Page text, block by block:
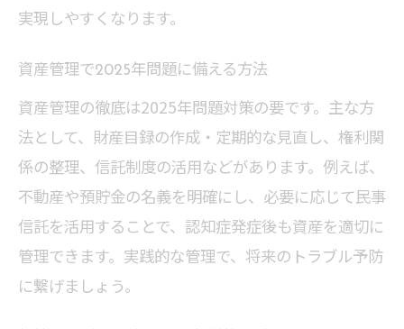
実現しやすくなります。
資産管理で2025年問題に備える方法
資産管理の徹底は2025年問題対策の要です。主な方
法として、財産目録の作成・定期的な見直し、権利関
係の整理、信託制度の活用などがあります。例えば、
不動産や預貯金の名義を明確にし、必要に応じて民事
信託を活用することで、認知症発症後も資産を適切に
管理できます。実践的な管理で、将来のトラブル予防
に繋げましょう。